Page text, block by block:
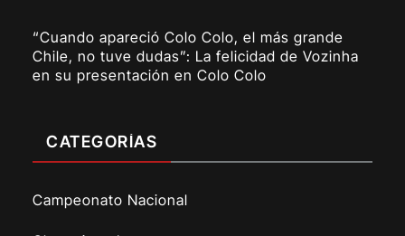
“Cuando apareció Colo Colo, el más grande
Chile, no tuve dudas”: La felicidad de Vozinha
en su presentación en Colo Colo
CATEGORÍAS
Campeonato Nacional